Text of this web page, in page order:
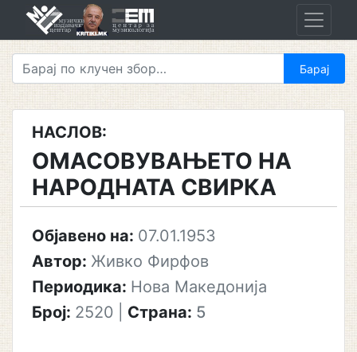
НАСЛОВ:
ОМАСОВУВАЊЕТО НА
НАРОДНАТА СВИРКА
Објавено на: 07.01.1953
Автор: Живко Фирфов
Периодика: Нова Македонија
Број: 2520 Страна: 5